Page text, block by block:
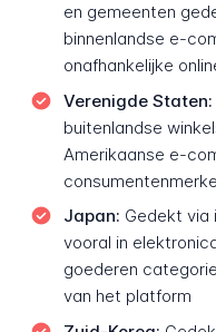
en gemeenten
binnenlandse e-
onafhankelijke
Verenigde Staten:
buitenlandse
Amerikaanse e-
Japan: Gedekt via
vooral in
goederen
van het platform